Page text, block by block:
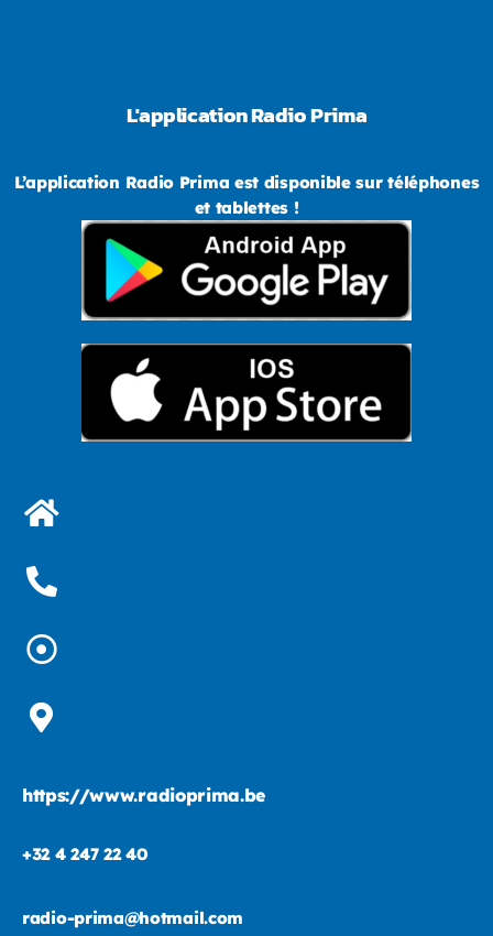
L'application Radio Prima
L’application Radio Prima est disponible sur téléphones
et tablettes !
https://www.radioprima.be
+32 4 247 22 40
radio-prima@hotmail.com